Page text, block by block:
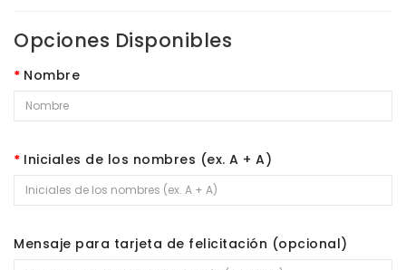
Opciones Disponibles
Nombre
Iniciales de los nombres (ex. A + A)
Mensaje para tarjeta de felicitación (opcional)